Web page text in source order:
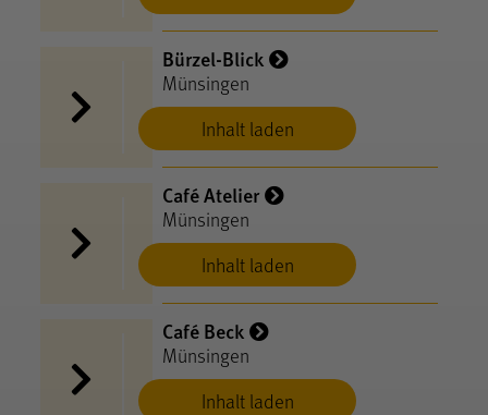
Inhalt laden
Bürzel-Blick
Münsingen
Inhalt laden
Café Atelier
Münsingen
Inhalt laden
Café Beck
Münsingen